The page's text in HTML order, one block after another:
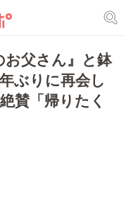
お父さん』と鉢
ぶりに再会し
賛「帰りたく